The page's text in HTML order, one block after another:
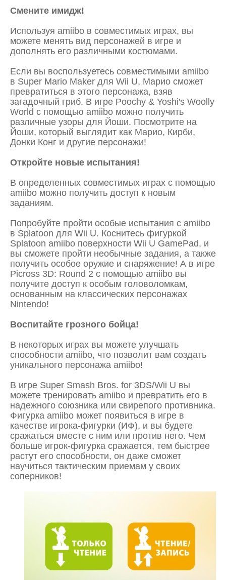
Смените имидж!
Используя amiibo в совместимых играх, вы
можете менять вид персонажей в игре и
дополнять его различными костюмами.
Если вы воспользуетесь совместимыми amiibo
в Super Mario Maker для Wii U, Марио сможет
превратиться в этого персонажа, взяв
загадочный гриб. В игре Poochy & Yoshi's Woolly
World с помощью amiibo можно получить
различные узоры для Йоши. Посмотрите на
Йоши, который выглядит как Марио, Кирби,
Донки Конг и другие персонажи!
Откройте новые испытания!
В определенных совместимых играх с помощью
amiibo можно получить доступ к новым
заданиям.
Попробуйте пройти особые испытания с amiibo
в Splatoon для Wii U. Коснитесь фигуркой
Splatoon amiibo поверхности Wii U GamePad, и
вы сможете пройти необычные задания, а также
получить особое оружие и снаряжение! А в игре
Picross 3D: Round 2 с помощью amiibo вы
получите доступ к особым головоломкам,
основанным на классических персонажах
Nintendo!
Воспитайте грозного бойца!
В некоторых играх вы можете улучшать
способности amiibo, что позволит вам создать
уникального персонажа amiibo!
В игре Super Smash Bros. for 3DS/Wii U вы
можете тренировать amiibo и превратить его в
надежного союзника или свирепого противника.
Фигурка amiibo может появиться в игре в
качестве игрока-фигурки (ИФ), и вы будете
сражаться вместе с ним или против него. Чем
больше игрок-фигурка сражается, тем быстрее
растут его способности, он даже сможет
научиться тактическим приемам у своих
соперников!